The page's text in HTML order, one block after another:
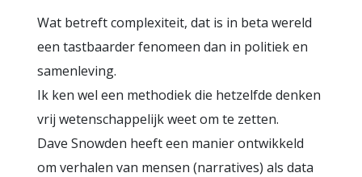
Wat betreft complexiteit, dat is in beta wereld
een tastbaarder fenomeen dan in politiek en
samenleving.
Ik ken wel een methodiek die hetzelfde denken
vrij wetenschappelijk weet om te zetten.
Dave Snowden heeft een manier ontwikkeld
om verhalen van mensen (narratives) als data